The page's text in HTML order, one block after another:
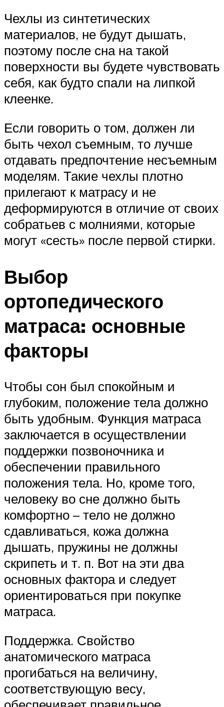
Чехлы из синтетических
материалов, не будут дышать,
поэтому после сна на такой
поверхности вы будете чувствовать
себя, как будто спали на липкой
клеенке.
Если говорить о том, должен ли
быть чехол съемным, то лучше
отдавать предпочтение несъемным
моделям. Такие чехлы плотно
прилегают к матрасу и не
деформируются в отличие от своих
собратьев с молниями, которые
могут «сесть» после первой стирки.
Выбор
ортопедического
матраса: основные
факторы
Чтобы сон был спокойным и
глубоким, положение тела должно
быть удобным. Функция матраса
заключается в осуществлении
поддержки позвоночника и
обеспечении правильного
положения тела. Но, кроме того,
человеку во сне должно быть
комфортно – тело не должно
сдавливаться, кожа должна
дышать, пружины не должны
скрипеть и т. п. Вот на эти два
основных фактора и следует
ориентироваться при покупке
матраса.
Поддержка. Свойство
анатомического матраса
прогибаться на величину,
соответствующую весу,